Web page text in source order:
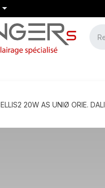
ELLIS2 20W AS UNIØ ORIE. DALI